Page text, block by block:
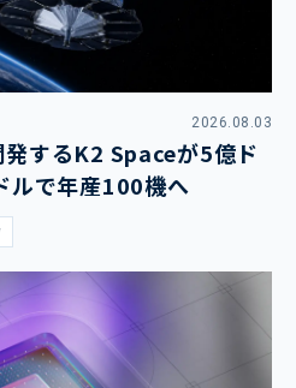
2026.08.03
するK2 Spaceが5億ド
で年産100機へ